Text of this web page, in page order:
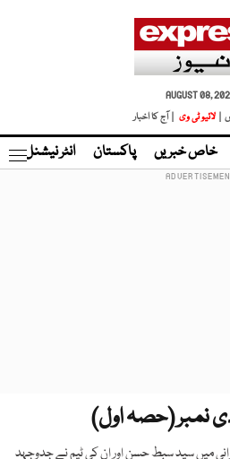
AUGUST 08,
|
لائیو ٹی وی | آج کا اخبار
خاص خبریں پاکستان انٹر نیشنل
نمبر (حصہ اول)
میں سید سبط حسن اور ان کی ٹیم نے جدوجہد